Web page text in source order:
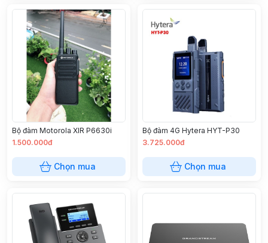
Bộ đàm Motorola XIR P6630i
1.500.000đ
Chọn mua
Bộ đàm 4G Hytera HYT-P30
3.725.000đ
Chọn mua